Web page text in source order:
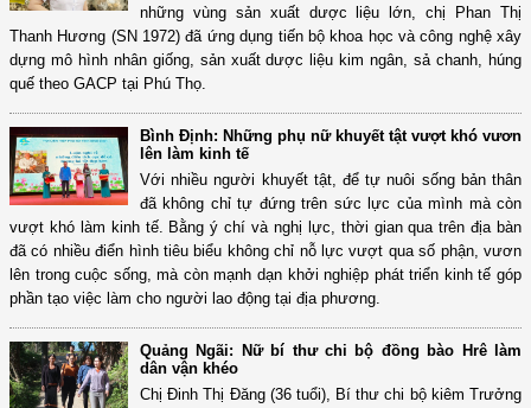
những vùng sản xuất dược liệu lớn, chị Phan Thị
Thanh Hương (SN 1972) đã ứng dụng tiến bộ khoa học và công nghệ xây
dựng mô hình nhân giống, sản xuất dược liệu kim ngân, sả chanh, húng
quế theo GACP tại Phú Thọ.
Bình Định: Những phụ nữ khuyết tật vượt khó vươn
lên làm kinh tế
Với nhiều người khuyết tật, để tự nuôi sống bản thân
đã không chỉ tự đứng trên sức lực của mình mà còn
vượt khó làm kinh tế. Bằng ý chí và nghị lực, thời gian qua trên địa bàn
đã có nhiều điển hình tiêu biểu không chỉ nỗ lực vượt qua số phận, vươn
lên trong cuộc sống, mà còn mạnh dạn khởi nghiệp phát triển kinh tế góp
phần tạo việc làm cho người lao động tại địa phương.
Quảng Ngãi: Nữ bí thư chi bộ đồng bào Hrê làm
dân vận khéo
Chị Đinh Thị Đăng (36 tuổi), Bí thư chi bộ kiêm Trưởng